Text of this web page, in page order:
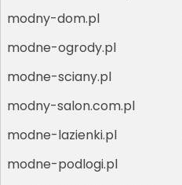
modny-dom.pl
modne-ogrody.pl
modne-sciany.pl
modny-salon.com.pl
modne-lazienki.pl
modne-podlogi.pl